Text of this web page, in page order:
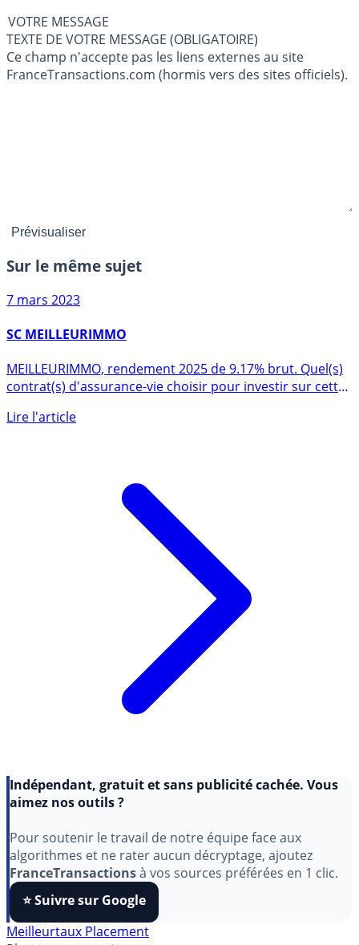
VOTRE MESSAGE
TEXTE DE VOTRE MESSAGE (OBLIGATOIRE)
Ce champ n'accepte pas les liens externes au site
FranceTransactions.com (hormis vers des sites officiels).
Sur le même sujet
MEILLEURIMMO, rendement 2025 de 9.17% brut. Quel(s)
contrat(s) d'assurance-vie choisir pour investir sur cette
SCI (...)
Indépendant, gratuit et sans publicité cachée. Vous
Pour soutenir le travail de notre équipe face aux
algorithmes et ne rater aucun décryptage, ajoutez
FranceTransactionsà vos sources préférées en 1 clic.
⭐️ Suivre sur Google